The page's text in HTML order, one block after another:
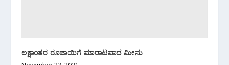
ಲಕ್ಷಾಂತರ ರೂಪಾಯಿಗೆ ಮಾರಾಟವಾದ ಮೀನು